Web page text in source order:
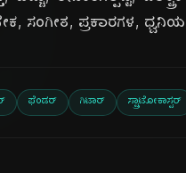
ಸಂಗೀತ, ಪ್ರಕಾರಗಳ,
ಫೆಂಡರ್ ಗಿಟಾರ್ ಸ್ಟ್ರಾಟೋಕಾಸ್ಟರ್